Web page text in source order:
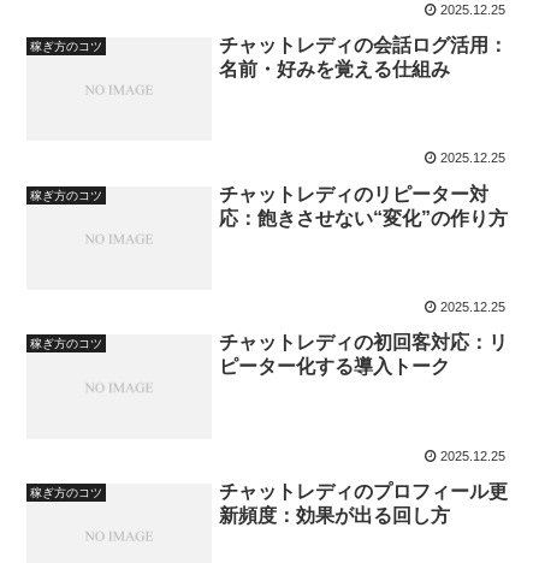
2025.12.25
稼ぎ方のコツ
チャットレディの会話ログ活用：
名前・好みを覚える仕組み
2025.12.25
稼ぎ方のコツ
チャットレディのリピーター対
応：飽きさせない“変化”の作り方
2025.12.25
稼ぎ方のコツ
チャットレディの初回客対応：リ
ピーター化する導入トーク
2025.12.25
稼ぎ方のコツ
チャットレディのプロフィール更
新頻度：効果が出る回し方